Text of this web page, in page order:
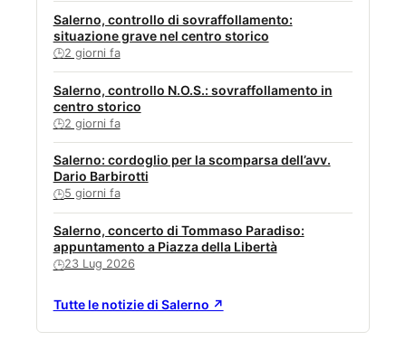
Salerno, controllo di sovraffollamento:
situazione grave nel centro storico
🕒2 giorni fa
Salerno, controllo N.O.S.: sovraffollamento in
centro storico
🕒2 giorni fa
Salerno: cordoglio per la scomparsa dell’avv.
Dario Barbirotti
🕒5 giorni fa
Salerno, concerto di Tommaso Paradiso:
appuntamento a Piazza della Libertà
🕒23 Lug 2026
Tutte le notizie di Salerno ↗